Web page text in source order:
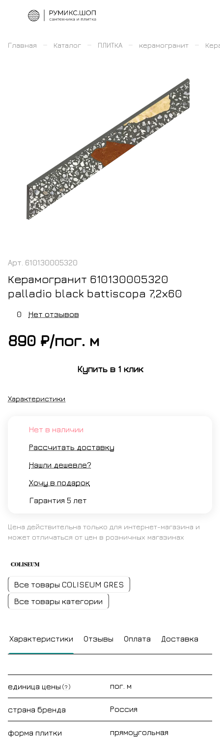
Главная – Каталог – ПЛИТКА – керамогранит –
Арт. 610130005320
Керамогранит 610130005320
palladio black battiscopa 7,2х60
0 Нет отзывов
890 ₽/пог. м
Купить в 1 клик
Характеристики
Нет в наличии
Рассчитать доставку
Нашли дешевле?
Хочу в подарок
Гарантия 5 лет
Цена действительна только для интернет-магазина и
может отличаться от цен в розничных магазинах
Все товары COLISEUM GRES
Все товары категории
Характеристики Отзывы Оплата Доставка
единица цены ? пог. м
страна бренда Россия
форма плитки прямоугольная